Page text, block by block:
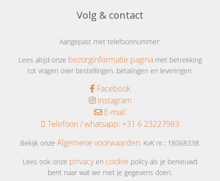
Volg & contact
Aangepast met telefoonnummer:
Lees altijd onze bezorginformatie paginamet betrekking
tot vragen over bestellingen, betalingen en leveringen.
Facebook
Instagram
E-mail
Telefoon / whatsapp: +31 6 23227983
Bekijk onze Algemene voorwaarden . KvK nr.: 18068338.
Lees ook onze privacyen cookie policy als je benieuwd
bent naar wat we met je gegevens doen.